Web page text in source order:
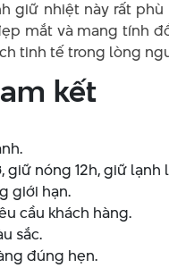
giữ nhiệt này rất
mắt và mang tính
tinh tế trong lòng
kết
nóng 12h, giữ lạnh
giới hạn.
cầu khách hàng.
sắc.
đúng hẹn.